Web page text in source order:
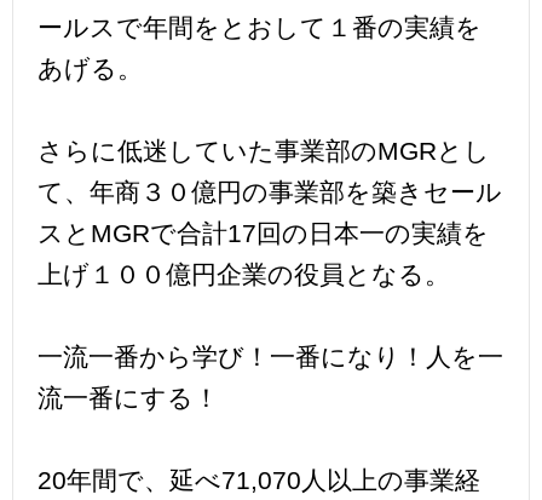
ールスで年間をとおして１番の実績を
あげる。
さらに低迷していた事業部のMGRとし
て、年商３０億円の事業部を築きセール
スとMGRで合計17回の日本一の実績を
上げ１００億円企業の役員となる。
一流一番から学び！一番になり！人を一
流一番にする！
20年間で、延べ71,070人以上の事業経